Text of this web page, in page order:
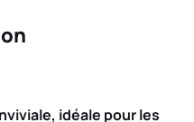
idéale pour les